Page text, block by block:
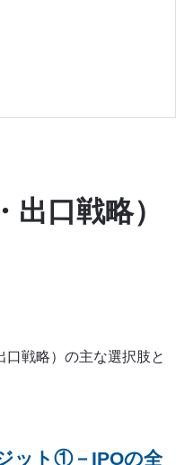
口戦略）
戦略）の主な選択肢と
ット①－IPOの全